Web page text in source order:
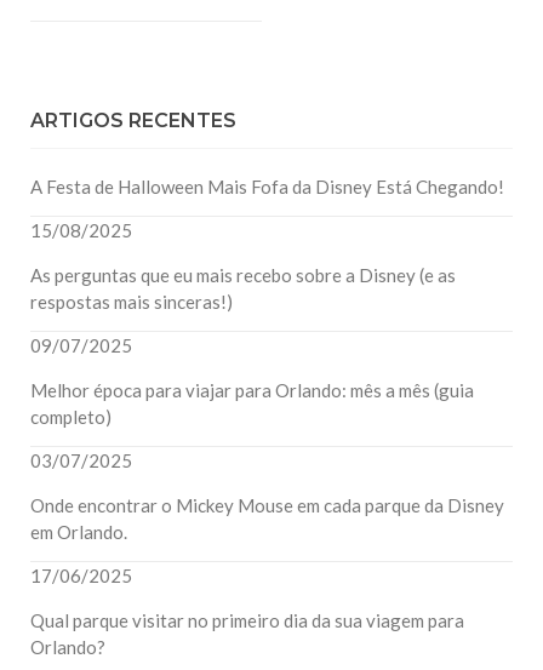
ARTIGOS RECENTES
A Festa de Halloween Mais Fofa da Disney Está Chegando!
15/08/2025
As perguntas que eu mais recebo sobre a Disney (e as
respostas mais sinceras!)
09/07/2025
Melhor época para viajar para Orlando: mês a mês (guia
completo)
03/07/2025
Onde encontrar o Mickey Mouse em cada parque da Disney
em Orlando.
17/06/2025
Qual parque visitar no primeiro dia da sua viagem para
Orlando?